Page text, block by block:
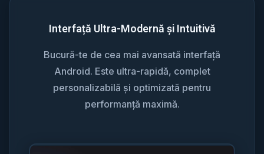
Interfață Ultra-Modernă și Intuitivă
Bucură-te de cea mai avansată interfață
Android. Este ultra-rapidă, complet
personalizabilă și optimizată pentru
performanță maximă.